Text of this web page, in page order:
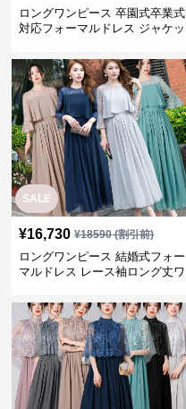
ロングワンピース 卒園式卒業式
対応フォーマルドレス ジャケッ
SALE
¥16,730 ¥18590(割引前)
ロングワンピース 結婚式フォー
マルドレス レース袖ロング丈ワ